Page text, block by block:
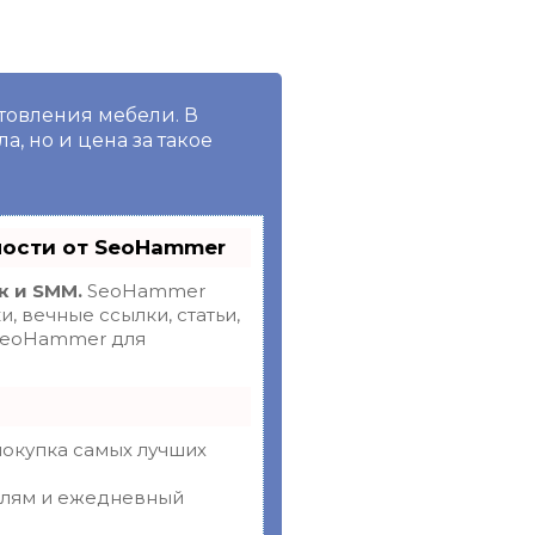
мебели. В
но и цена за такое
от SeoHammer
и SMM. SeoHammer
вечные ссылки, статьи,
для
самых лучших
и ежедневный